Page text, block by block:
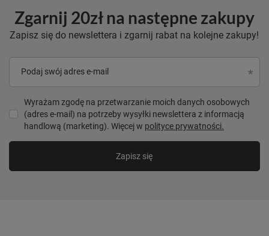
Zgarnij 20zł na następne zakupy
Zapisz się do newslettera i zgarnij rabat na kolejne zakupy!
Podaj swój adres e-mail
Wyrażam zgodę na przetwarzanie moich danych osobowych
(adres e-mail) na potrzeby wysyłki newslettera z informacją
handlową (marketing). Więcej w polityce prywatności.
Zapisz się